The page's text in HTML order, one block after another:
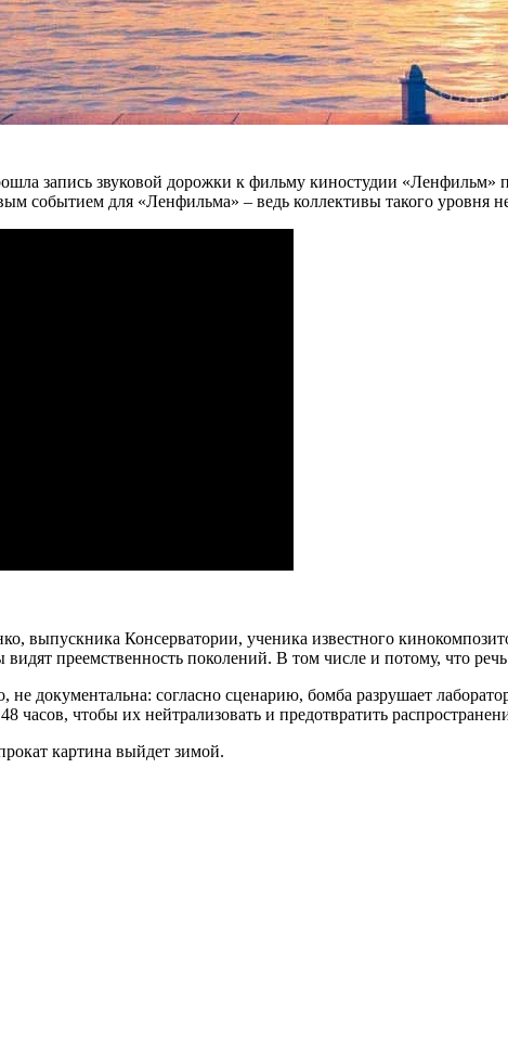
запись звуковой дорожки к фильму киностудии
событием для «Ленфильма» – ведь коллективы такого уровня
выпускника Консерватории, ученика известного
преемственность поколений. В том числе и потому, что
документальна: согласно сценарию, бомба разрушает
часов, чтобы их нейтрализовать и предотвратить
картина выйдет зимой.